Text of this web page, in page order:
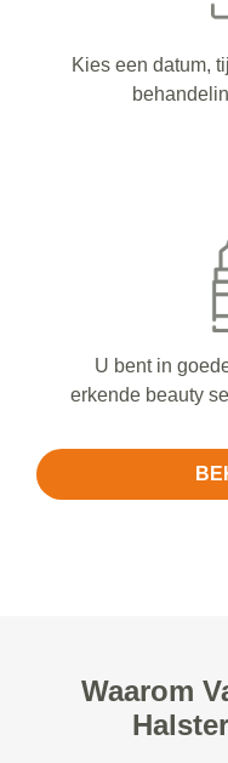
Kies een datum,
U bent in
erkende beauty
Waarom